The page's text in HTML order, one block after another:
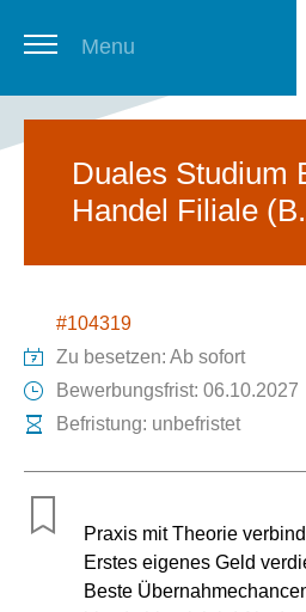
Menu
Newsletter
Duales Studium
Handel Filiale
#104319
Zu besetzen: Ab sofort
Bewerbungsfrist: 06.10.2027
Befristung: unbefristet
Praxis mit Theorie
Erstes eigenes Geld
Beste